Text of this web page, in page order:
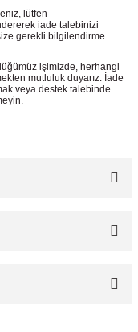
lütfen
iade talebinizi
gerekli bilgilendirme
işimizde, herhangi
mutluluk duyarız. İade
veya destek talebinde